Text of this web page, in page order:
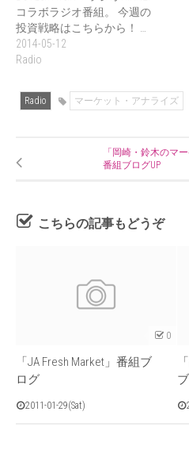
コラボラジオ番組。 今週の
投資戦略はこちらから！ …
2014-05-12
Radio
Radio マーケット・アナライズ
「岡崎・鈴木のマ
番組ブログUP
こちらの記事もどうぞ
0
「JA Fresh Market」番組ブ
ログ
2011-01-29(Sat)